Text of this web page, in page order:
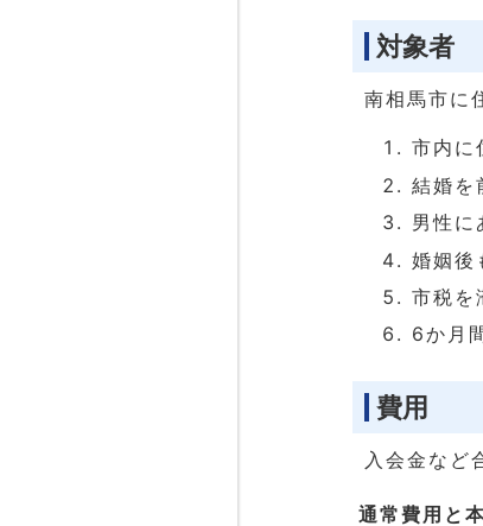
対象者
南相馬市に
市内に
結婚を
男性に
婚姻後
市税を
6か月
費用
入会金など
通常費用と